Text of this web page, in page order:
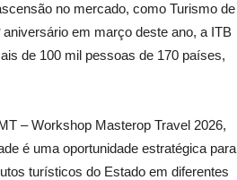
no mercado, como Turismo de
em março deste ano, a ITB
de 100 mil pessoas de 170 países,
– Workshop Masterop Travel 2026,
é uma oportunidade estratégica para
turísticos do Estado em diferentes